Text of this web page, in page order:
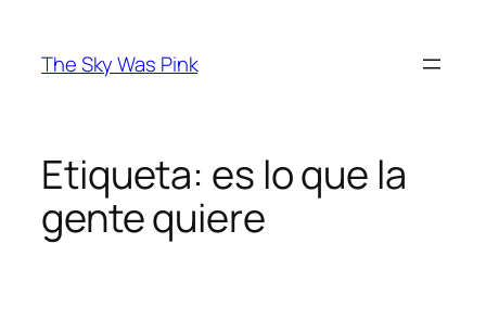
contenido
The Sky Was Pink
Etiqueta: es lo que la
gente quiere